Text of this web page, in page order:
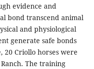
evidence and
bond transcend animal
and physiological
generate safe bonds
20 Criollo horses were
The training